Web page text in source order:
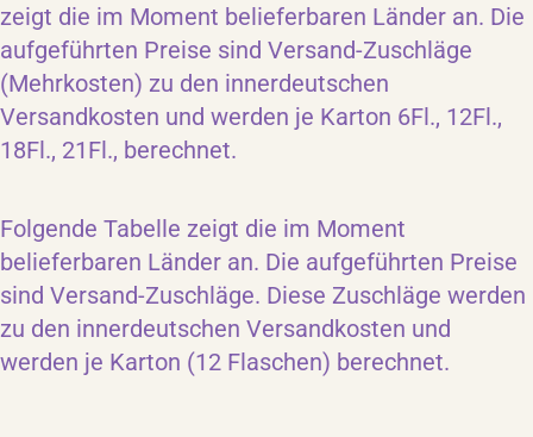
zeigt die im Moment belieferbaren Länder an. Die
aufgeführten Preise sind Versand-Zuschläge
(Mehrkosten) zu den innerdeutschen
Versandkosten und werden je Karton 6Fl., 12Fl.,
18Fl., 21Fl., berechnet.
Folgende Tabelle zeigt die im Moment
belieferbaren Länder an. Die aufgeführten Preise
sind Versand-Zuschläge. Diese Zuschläge werden
zu den innerdeutschen Versandkosten und
werden je Karton (12 Flaschen) berechnet.